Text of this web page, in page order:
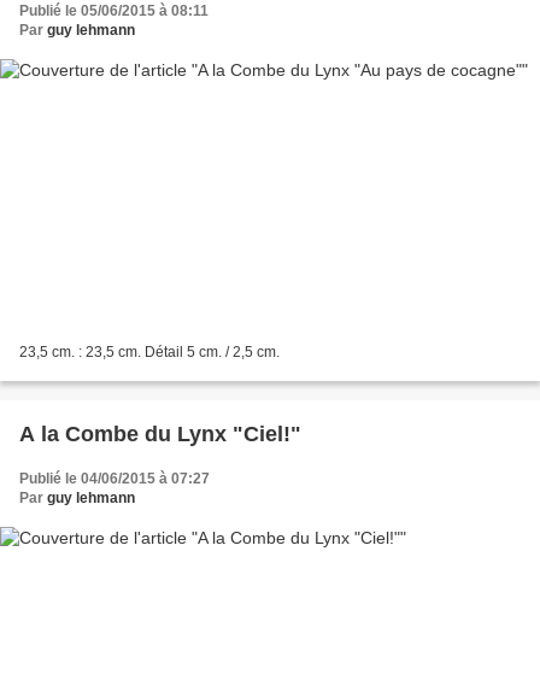
Publié le 05/06/2015 à 08:11
Par guy lehmann
23,5 cm. : 23,5 cm. Détail 5 cm. / 2,5 cm.
A la Combe du Lynx "Ciel!"
Publié le 04/06/2015 à 07:27
Par guy lehmann